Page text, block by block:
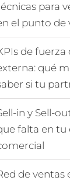
para
el punto de
de fuerza
qué
si tu
in y Sell-
falta en tu
de ventas